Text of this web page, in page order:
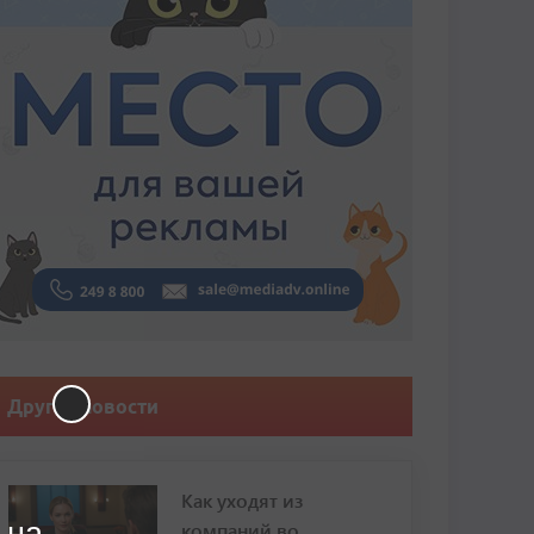
Другие новости
Как уходят из